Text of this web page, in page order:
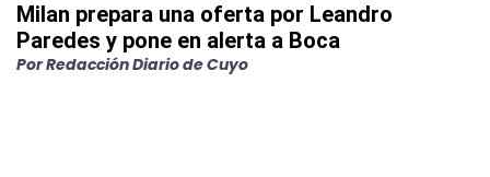
Milan prepara una oferta por Leandro
Paredes y pone en alerta a Boca
PorRedacción Diario de Cuyo